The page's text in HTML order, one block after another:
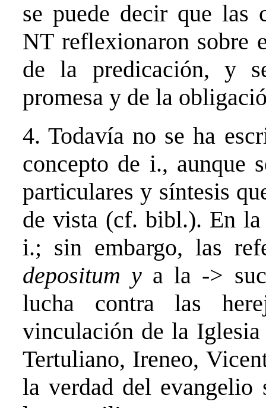
se puede decir que las
NT reflexionaron sobre
de la predicación, y
promesa y de la
4. Todavía no se ha
concepto de i., aunque
particulares y síntesis
de vista (cf. bibl.). En
i.; sin embargo, las
depositum y a la ->
lucha contra las
vinculación de la
Tertuliano, Ireneo,
la verdad del evangelio